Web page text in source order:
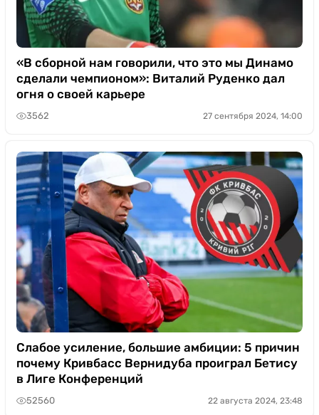
«В сборной нам говорили, что это мы Динамо
сделали чемпионом»: Виталий Руденко дал
огня о своей карьере
3562 27 сентября 2024, 14:00
Слабое усиление, большие амбиции: 5 причин
почему Кривбасс Вернидуба проиграл Бетису
в Лиге Конференций
52560 22 августа 2024, 23:48